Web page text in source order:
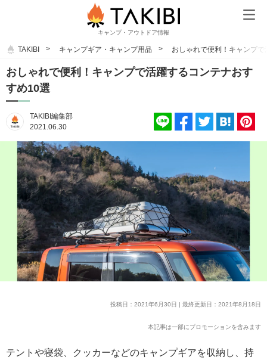
キャンプ・アウトドア情報
TAKIBI キャンプギア・キャンプ用品 おしゃれで便利！キャンプ
おしゃれで便利！キャンプで活躍するコンテナおす
すめ10選
TAKIBI編集部
2021.06.30
投稿日：2021年6月30日 | 最終更新日：2021年8月18日
本記事は一部にプロモーションを含みます
テントや寝袋、クッカーなどのキャンプギアを収納し、持